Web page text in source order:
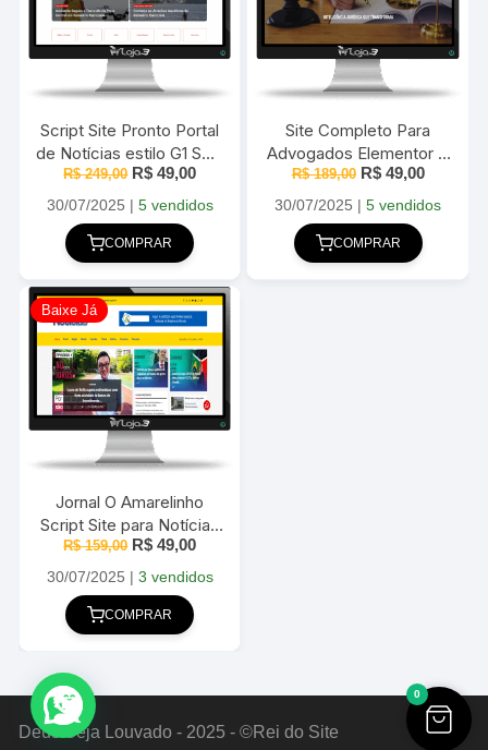
Script Site Pronto Portal
de Notícias estilo G1 SEO
2025
R$249,00 O
original
era:
R$ 249,00.
R$ 49,00O
atual
30/07/2025 | 5 vendidos
COMPRAR
Site Completo Para
Advogados Elementor +
WordPress- 2025
R$189,00 O
original
era:
R$ 189,00.
R$49,00O
atual
30/07/2025 |5 vendidos
COMPRAR
Baixe Já
Jornal O Amarelinho
Script Site para Notícias
em WordPress 2025
R$159,00 O
original
era:
R$ 159,00.
R$ 49,00O
atual
30/07/2025 | 3 vendidos
COMPRAR
Deus Seja Louvado - 2025 - ©Rei do Site
0